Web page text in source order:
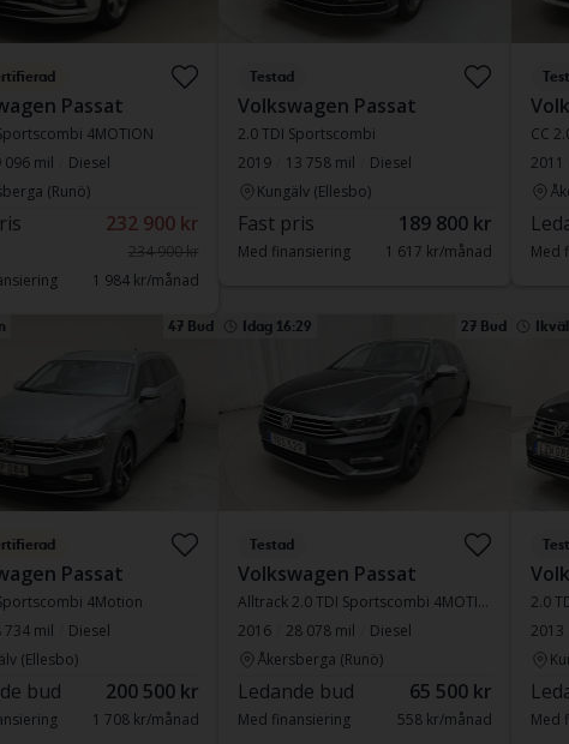
Passat
4MOTION
096 mil
Diesel
(Runö)
232 900 kr
234 900 kr
1 984 kr/månad
Testad
Volkswagen Passat
2.0 TDI Sportscombi
2019
13 758 mil
Diesel
Kungälv (Ellesbo)
Fast pris 189 800 kr
Med finansiering 1 617 kr/månad
CC
2011
Med
47 Bud
Passat
4Motion
734 mil
Diesel
(Ellesbo)
bud 200 500 kr
1 708 kr/månad
Idag 16:29 27 Bud
Testad
Volkswagen Passat
Alltrack 2.0 TDI Sportscombi 4MOTION
2016
28 078 mil
Diesel
Åkersberga (Runö)
Ledande bud 65 500 kr
Med finansiering 558 kr/månad
2013
Med